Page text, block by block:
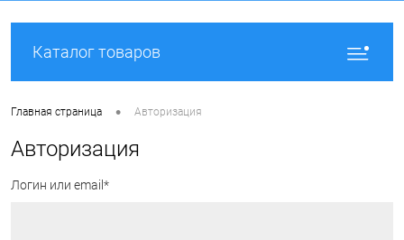
Каталог товаров
Главная страница • Авторизация
Авторизация
Логин или email*